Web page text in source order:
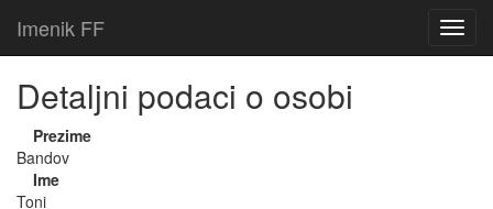
Imenik FF
Detaljni podaci o osobi
Prezime
Bandov
Ime
Toni